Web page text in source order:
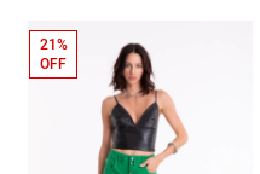
21%
OFF